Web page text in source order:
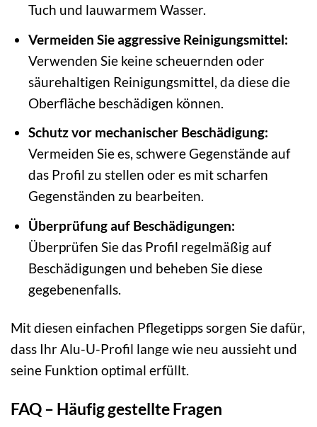
Tuch und lauwarmem Wasser.
Vermeiden Sie aggressive Reinigungsmittel:
Verwenden Sie keine scheuernden oder
säurehaltigen Reinigungsmittel, da diese die
Oberfläche beschädigen können.
Schutz vor mechanischer Beschädigung:
Vermeiden Sie es, schwere Gegenstände auf
das Profil zu stellen oder es mit scharfen
Gegenständen zu bearbeiten.
Überprüfung auf Beschädigungen:
Überprüfen Sie das Profil regelmäßig auf
Beschädigungen und beheben Sie diese
gegebenenfalls.
Mit diesen einfachen Pflegetipps sorgen Sie dafür,
dass Ihr Alu-U-Profil lange wie neu aussieht und
seine Funktion optimal erfüllt.
FAQ – Häufig gestellte Fragen